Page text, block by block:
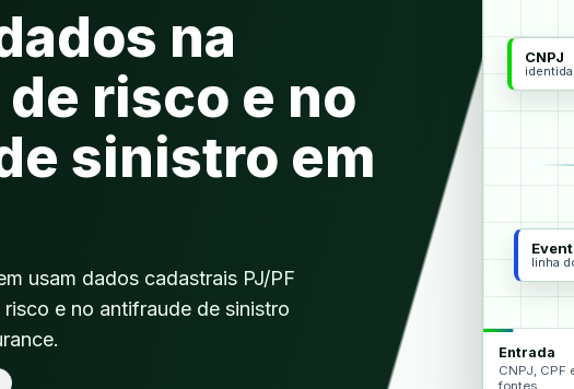
na
risco e no
sinistro em
usam dados cadastrais PJ/PF
e no antifraude de sinistro
CNPJ
linha
Entrada
CNPJ, CPF
fontes